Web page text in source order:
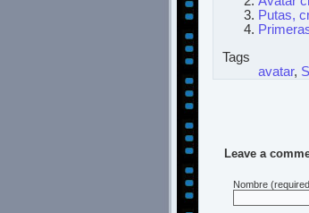
Putas,
Tags
avatar,
Leave a
Nombre